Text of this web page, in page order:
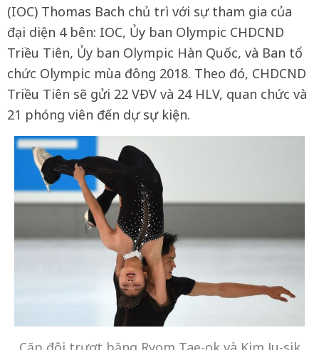
(IOC) Thomas Bach chủ trì với sự tham gia của
đại diện 4 bên: IOC, Ủy ban Olympic CHDCND
Triều Tiên, Ủy ban Olympic Hàn Quốc, và Ban tổ
chức Olympic mùa đông 2018. Theo đó, CHDCND
Triều Tiên sẽ gửi 22 VĐV và 24 HLV, quan chức và
21 phóng viên đến dự sự kiện.